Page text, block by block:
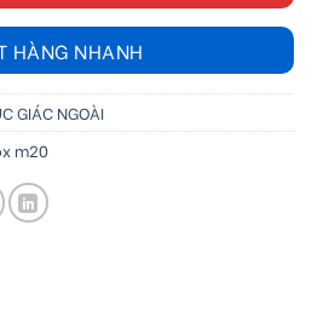
HÀNG NHANH
GIÁC NGOÀI
m20